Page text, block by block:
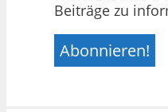
Beiträge zu